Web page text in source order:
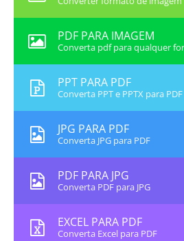
PDF PARA IMAGEM
Converta pdf para qualquer
PPT PARA PDF
Converta PPT e PPTX para PDF
JPG PARA PDF
Converta JPG para PDF
PDF PARA JPG
Converta PDF para JPG
EXCEL PARA PDF
Converta Excel para PDF